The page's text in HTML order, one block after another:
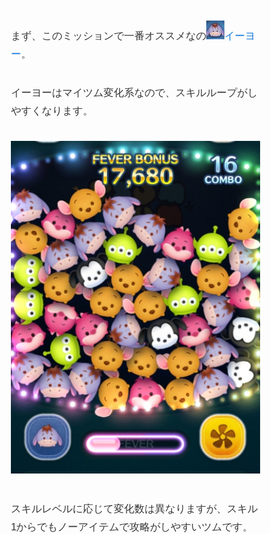
まず、このミッションで一番オススメなの
イーヨ
ー。
イーヨーはマイツム変化系なので、スキルループがし
やすくなります。
スキルレベルに応じて変化数は異なりますが、スキル
1からでもノーアイテムで攻略がしやすいツムです。